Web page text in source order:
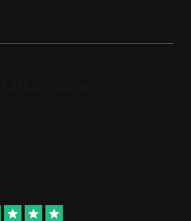
star star star